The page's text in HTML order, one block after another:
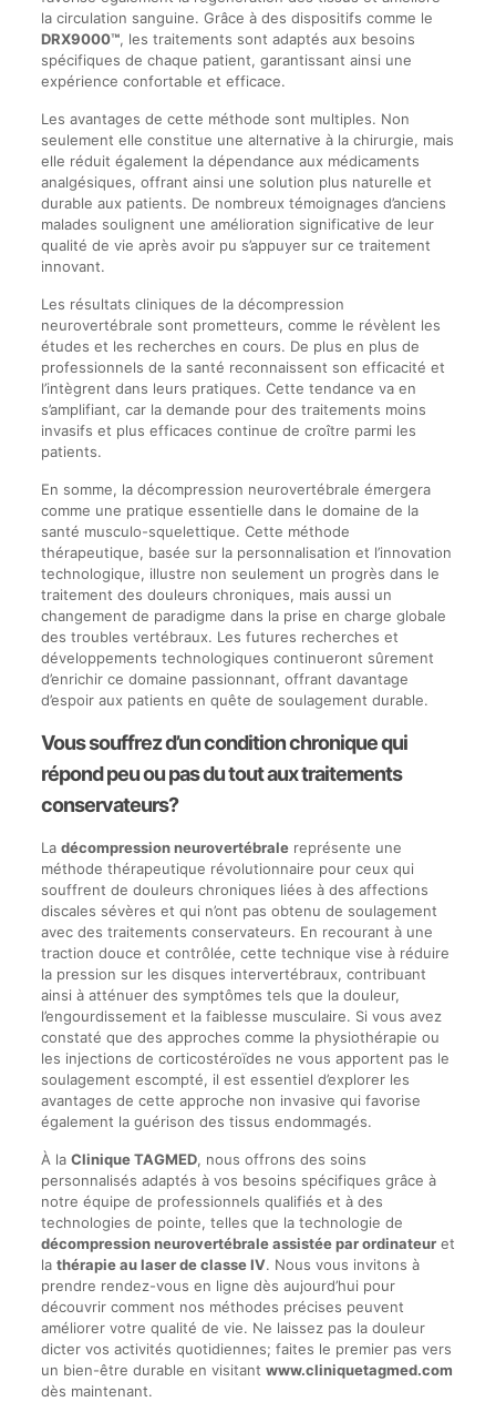
la circulation sanguine. Grâce à des dispositifs comme le
DRX9000™, les traitements sont adaptés aux besoins
spécifiques de chaque patient, garantissant ainsi une
expérience confortable et efficace.
Les avantages de cette méthode sont multiples. Non
seulement elle constitue une alternative à la chirurgie, mais
elle réduit également la dépendance aux médicaments
analgésiques, offrant ainsi une solution plus naturelle et
durable aux patients. De nombreux témoignages d’anciens
malades soulignent une amélioration significative de leur
qualité de vie après avoir pu s’appuyer sur ce traitement
innovant.
Les résultats cliniques de la décompression
neurovertébrale sont prometteurs, comme le révèlent les
études et les recherches en cours. De plus en plus de
professionnels de la santé reconnaissent son efficacité et
l’intègrent dans leurs pratiques. Cette tendance va en
s’amplifiant, car la demande pour des traitements moins
invasifs et plus efficaces continue de croître parmi les
patients.
En somme, la décompression neurovertébrale émergera
comme une pratique essentielle dans le domaine de la
santé musculo-squelettique. Cette méthode
thérapeutique, basée sur la personnalisation et l’innovation
technologique, illustre non seulement un progrès dans le
traitement des douleurs chroniques, mais aussi un
changement de paradigme dans la prise en charge globale
des troubles vertébraux. Les futures recherches et
développements technologiques continueront sûrement
d’enrichir ce domaine passionnant, offrant davantage
d’espoir aux patients en quête de soulagement durable.
Vous souffrez d’un condition chronique qui
répond peu ou pas du tout aux traitements
conservateurs?
La décompression neurovertébralereprésente une
méthode thérapeutique révolutionnaire pour ceux qui
souffrent de douleurs chroniques liées à des affections
discales sévères et qui n’ont pas obtenu de soulagement
avec des traitements conservateurs. En recourant à une
traction douce et contrôlée, cette technique vise à réduire
la pression sur les disques intervertébraux, contribuant
ainsi à atténuer des symptômes tels que la douleur,
l’engourdissement et la faiblesse musculaire. Si vous avez
constaté que des approches comme la physiothérapie ou
les injections de corticostéroïdes ne vous apportent pas le
soulagement escompté, il est essentiel d’explorer les
avantages de cette approche non invasive qui favorise
également la guérison des tissus endommagés.
À la Clinique TAGMED, nous offrons des soins
personnalisés adaptés à vos besoins spécifiques grâce à
notre équipe de professionnels qualifiés et à des
technologies de pointe, telles que la technologie de
décompression neurovertébrale assistée par ordinateuret
la thérapie au laser de classe IV. Nous vous invitons à
prendre rendez-vous en ligne dès aujourd’hui pour
découvrir comment nos méthodes précises peuvent
améliorer votre qualité de vie. Ne laissez pas la douleur
dicter vos activités quotidiennes; faites le premier pas vers
un bien-être durable en visitant www.cliniquetagmed.com
dès maintenant.